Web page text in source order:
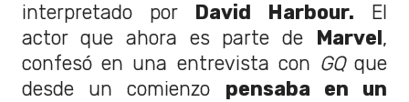
interpretado por David Harbour. El
actor que ahora es parte de Marvel,
confesó en una entrevista con GQque
desde un comienzo pensaba en un